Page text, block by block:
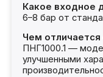
Какое входное
6–8 бар от
Чем отличается
ПНГ1000.1 —
улучшенными